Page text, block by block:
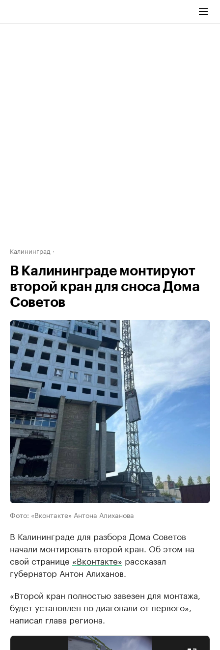
Калининград
В Калининграде монтируют
второй кран для сноса Дома
Советов
Фото: «Вконтакте» Антона Алиханова
В Калининграде для разбора Дома Советов
начали монтировать второй кран. Об этом на
свой странице «Вконтакте» рассказал
губернатор Антон Алиханов.
«Второй кран полностью завезен для монтажа,
будет установлен по диагонали от первого», —
написал глава региона.